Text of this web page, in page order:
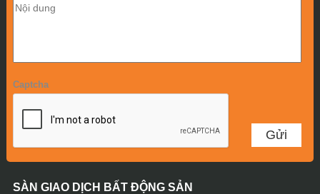
Captcha
SÀN GIAO DỊCH BẤT ĐỘNG SẢN